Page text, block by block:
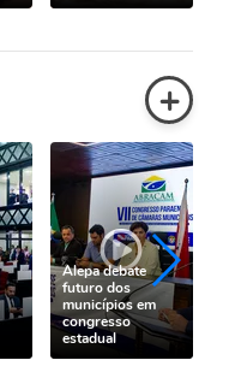
+
Alepa debate
futuro dos
municípios em
congresso
estadual